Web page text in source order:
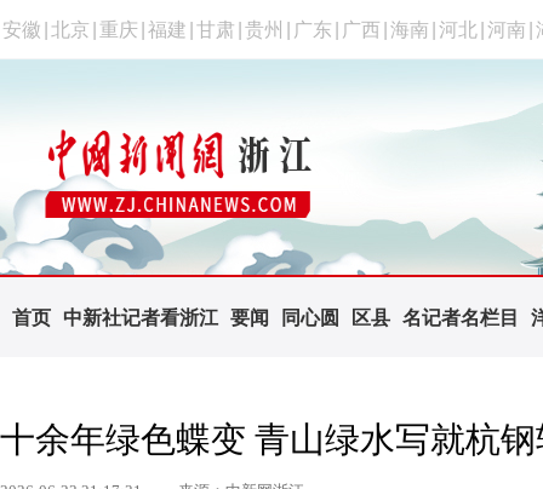
安徽 北京 重庆 福建 甘肃 贵州 广东 广西 海南 河北 河南
首页 中新社记者看浙江 要闻 同心圆 区县 名记者名栏目
十余年绿色蝶变 青山绿水写就杭